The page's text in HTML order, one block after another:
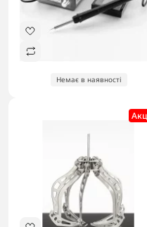
Немає в наявності